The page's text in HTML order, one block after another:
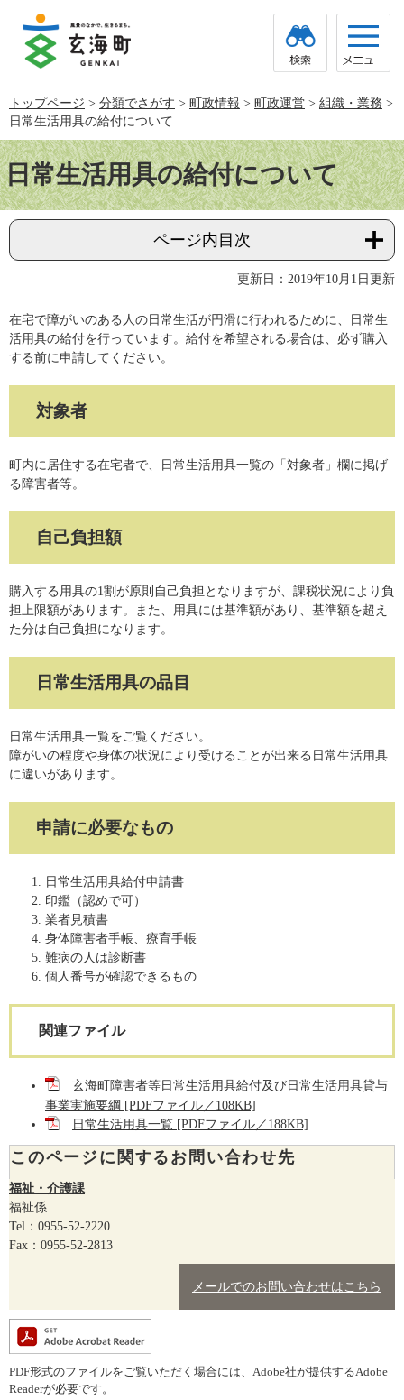
で
す。
ば
し
て
本
文
へ
トップページ > 分類でさがす > 町政情報 > 町政運営 > 組織・業務 >
日常生活用具の給付について
本
文日常生活用具の給付について
ページ内目次
更新日：2019年10月1日更新
在宅で障がいのある人の日常生活が円滑に行われるために、日常生
活用具の給付を行っています。給付を希望される場合は、必ず購入
する前に申請してください。
対象者
町内に居住する在宅者で、日常生活用具一覧の「対象者」欄に掲げ
る障害者等。
自己負担額
購入する用具の1割が原則自己負担となりますが、課税状況により負
担上限額があります。また、用具には基準額があり、基準額を超え
た分は自己負担になります。
日常生活用具の品目
日常生活用具一覧をご覧ください。
障がいの程度や身体の状況により受けることが出来る日常生活用具
に違いがあります。
申請に必要なもの
日常生活用具給付申請書
印鑑（認めで可）
業者見積書
身体障害者手帳、療育手帳
難病の人は診断書
個人番号が確認できるもの
関連ファイル
玄海町障害者等日常生活用具給付及び日常生活用具貸与
事業実施要綱 [PDFファイル／108KB]
日常生活用具一覧 [PDFファイル／188KB]
このページに関するお問い合わせ先
福祉・介護課
福祉係
Tel：0955-52-2220
Fax：0955-52-2813
メールでのお問い合わせはこちら
PDF形式のファイルをご覧いただく場合には、Adobe社が提供するAdobe
Readerが必要です。